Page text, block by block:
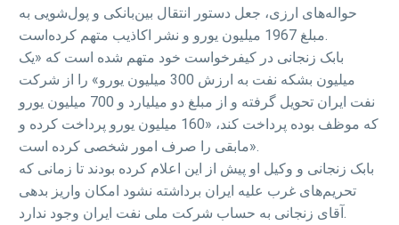
حواله‌های ارزی، جعل دستور انتقال بین‌بانکی و پول‌شویی به
بابک زنجانی در کیفرخواست خود متهم شده‌ است که «یک
میلیون بشکه نفت به ارزش 300 میلیون یورو» را از شرکت
نفت ایران تحویل گرفته و از مبلغ دو میلیارد و 700 میلیون یورو
که موظف بوده پرداخت کند، «160 میلیون یورو پرداخت کرده و
مابقی را صرف امور شخصی کرده‌ است».
بابک زنجانی و وکیل او پیش از این اعلام کرده بودند تا زمانی که
تحریم‌های غرب علیه ایران برداشته نشود امکان واریز بدهی